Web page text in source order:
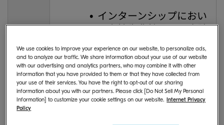
インターンシップにおい
て女性先輩社員との座談
●目標②: 男性の育児休業取得率を
We use cookies to improve your experience on our website, to personalize ads,
and to analyze our traffic. We share information about your use of our website
with our advertising and analytics partners, who may combine it with other
information that you have provided to them or that they have collected from
your use of their services. You have the right to opt-out of our sharing
information about you with our partners. Please click [Do Not Sell My Personal
Information] to customize your cookie settings on our website. Internet Privacy
Policy